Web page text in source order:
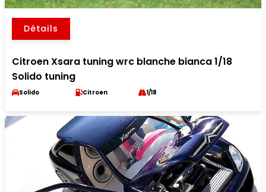
Détails
Citroen Xsara tuning wrc blanche bianca 1/18
Solido tuning
Solido Citroen 1/18